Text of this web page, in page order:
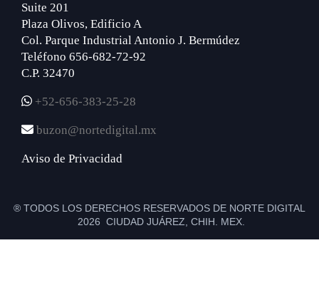
Suite 201
Plaza Olivos, Edificio A
Col. Parque Industrial Antonio J. Bermúdez
Teléfono 656-682-72-92
C.P. 32470
+52-656-383-25-28
buzon@nortedigital.mx
Aviso de Privacidad
® TODOS LOS DERECHOS RESERVADOS DE NORTE DIGITAL
2026 CIUDAD JUÁREZ, CHIH. MEX.